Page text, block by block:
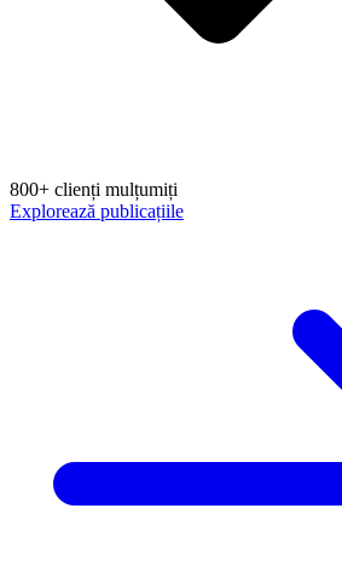
800+ clienți mulțumiți
Explorează publicațiile